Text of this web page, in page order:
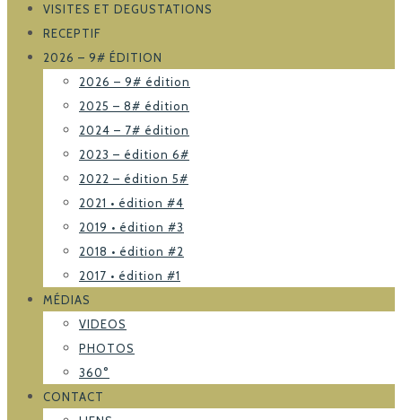
VISITES ET DEGUSTATIONS
RECEPTIF
2026 – 9# ÉDITION
2026 – 9# édition
2025 – 8# édition
2024 – 7# édition
2023 – édition 6#
2022 – édition 5#
2021 • édition #4
2019 • édition #3
2018 • édition #2
2017 • édition #1
MÉDIAS
VIDEOS
PHOTOS
360°
CONTACT